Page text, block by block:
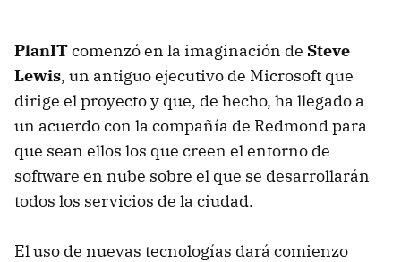
PlanITcomenzó en la imaginación de Steve
Lewis, un antiguo ejecutivo de Microsoft que
dirige el proyecto y que, de hecho, ha llegado a
un acuerdo con la compañía de Redmond para
que sean ellos los que creen el entorno de
software en nube sobre el que se desarrollarán
todos los servicios de la ciudad.
El uso de nuevas tecnologías dará comienzo